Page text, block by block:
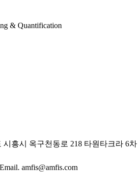
& Quantification
시흥시 옥구천동로 218 타원타크라 6차
Email. amfis@amfis.com